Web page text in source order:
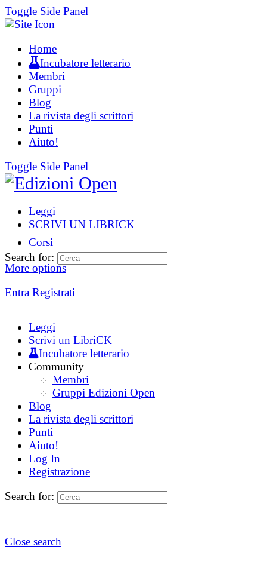
Toggle Side Panel
Home
Incubatore letterario
Membri
Gruppi
Blog
La rivista degli scrittori
Punti
Aiuto!
Toggle Side Panel
Leggi
SCRIVI UN LIBRICK
Corsi
More options
Entra Registrati
Search for:
Leggi
Scrivi un LibriCK
Incubatore letterario
Community
Membri
Gruppi Edizioni Open
Blog
La rivista degli scrittori
Punti
Aiuto!
Log In
Registrazione
Search for:
Close search